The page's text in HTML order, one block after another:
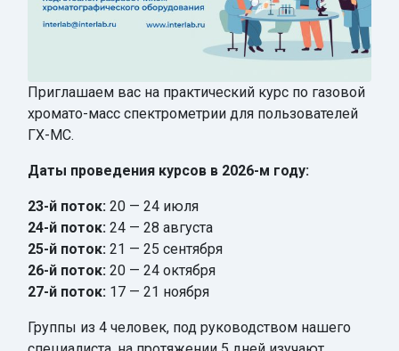
Приглашаем вас на практический курс по газовой
хромато-масс спектрометрии для пользователей
ГХ-МС.
Даты проведения курсов в 2026-м году:
23-й поток: 20 — 24 июля
24-й поток: 24 — 28 августа
25-й поток: 21 — 25 сентября
26-й поток: 20 — 24 октября
27-й поток: 17 — 21 ноября
Группы из 4 человек, под руководством нашего